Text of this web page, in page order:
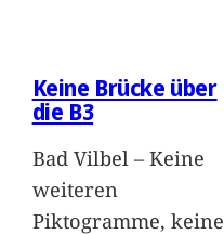
Keine Brücke über
die B3
Bad Vilbel – Keine
weiteren
Piktogramme, keine